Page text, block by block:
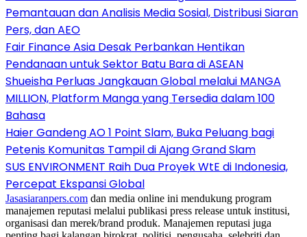
Pemantauan dan Analisis Media Sosial, Distribusi Siaran
Pers, dan AEO
Fair Finance Asia Desak Perbankan Hentikan
Pendanaan untuk Sektor Batu Bara di ASEAN
Shueisha Perluas Jangkauan Global melalui MANGA
MILLION, Platform Manga yang Tersedia dalam 100
Bahasa
Haier Gandeng AO 1 Point Slam, Buka Peluang bagi
Petenis Komunitas Tampil di Ajang Grand Slam
SUS ENVIRONMENT Raih Dua Proyek WtE di Indonesia,
Percepat Ekspansi Global
Jasasiaranpers.com dan media online ini mendukung program
manajemen reputasi melalui publikasi press release untuk institusi,
organisasi dan merek/brand produk. Manajemen reputasi juga